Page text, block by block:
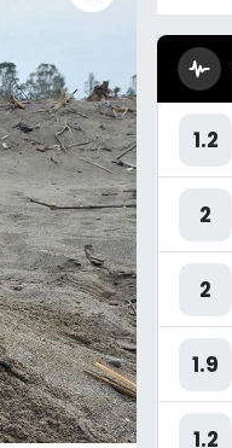
1.2
2
2
1.9
1.2